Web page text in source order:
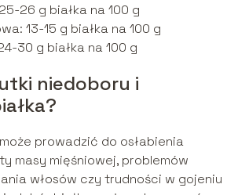
26 g białka na 100 g
13-15 g białka na 100 g
30 g białka na 100 g
niedoboru i
prowadzić do osłabienia
masy mięśniowej, problemów
włosów czy trudności w gojeniu